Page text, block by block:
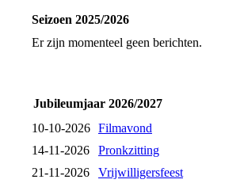
Seizoen 2025/2026
Er zijn momenteel geen berichten.
Jubileumjaar 2026/2027
10-10-2026 Filmavond
14-11-2026
Pronkzitting
21-11-2026
Vrijwilligersfeest